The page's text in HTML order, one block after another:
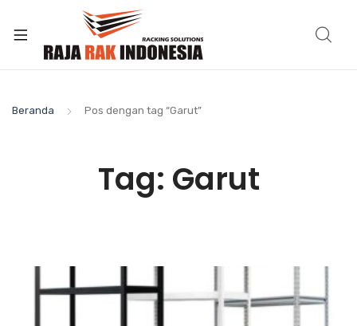
Beranda Pos dengan tag “Garut”
Tag: Garut